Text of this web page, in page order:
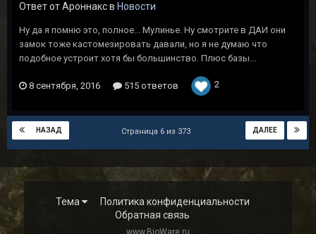
Ответ от Ароннакс в Новости
Ну да я помню это, полное... Мулинье. Ну смотрите в ДАИ они
замок тоже кастомезировать давали, но я не думаю что
подобное устроит хотя бы большинство. Плюс базы...
8 сентября, 2016 515 ответов 2
НАЗАД ДАЛЕЕ
Страница 6 из 373
Тема
Политика конфиденциальности
Обратная связь
www.BioWare.ru